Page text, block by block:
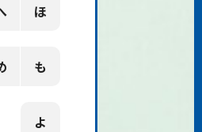
ほ
も
よ